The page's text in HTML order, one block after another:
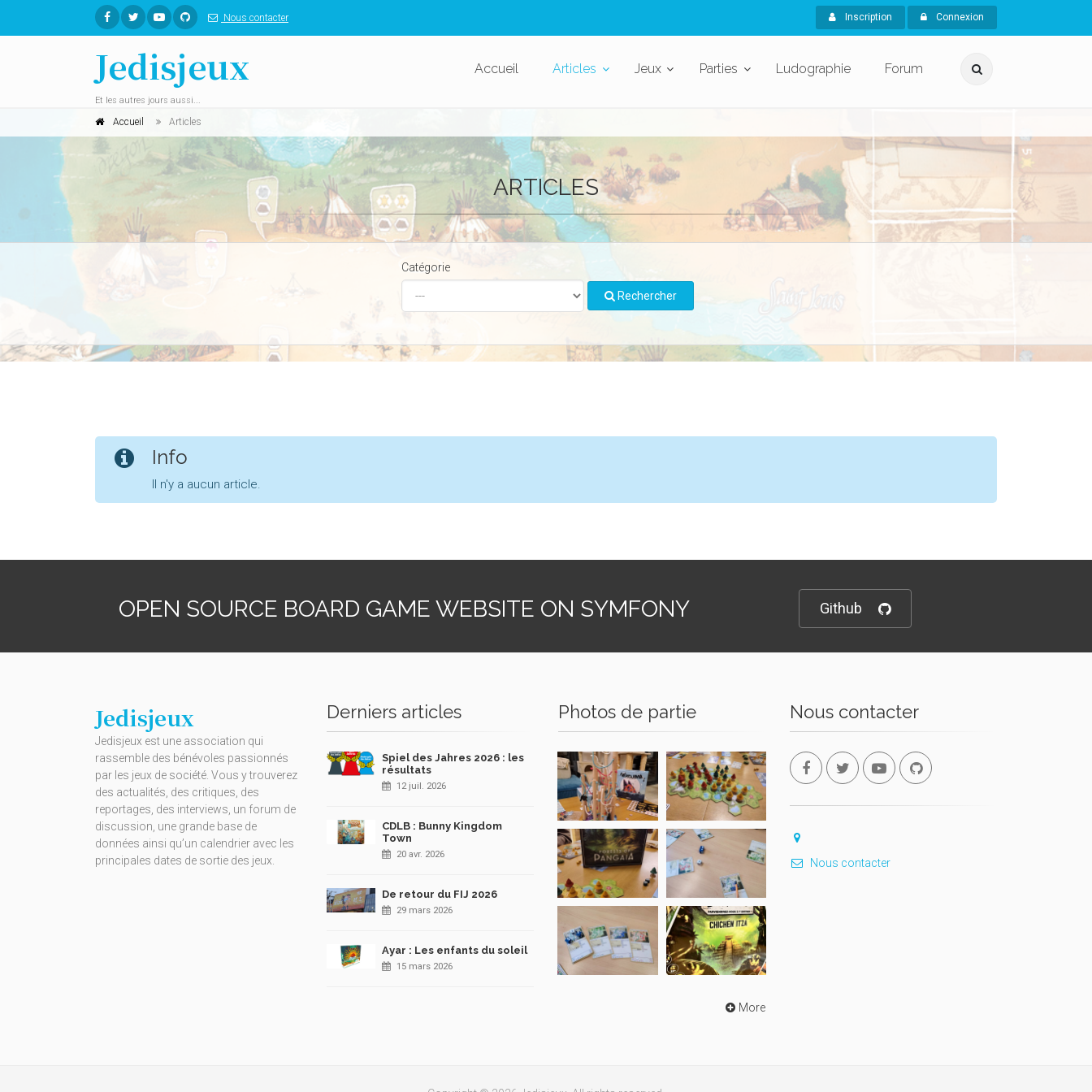
Nous contacter Inscription Connexion
Jedisjeux
Et les autres jours aussi...
Accueil Articles Jeux Parties Ludographie Forum
Accueil Articles
ARTICLES
Catégorie
Rechercher
Info
Il n'y a aucun article.
OPEN SOURCE BOARD GAME WEBSITE ON SYMFONY Github
Jedisjeux
Jedisjeux est une association qui
rassemble des bénévoles passionnés
par les jeux de société. Vous y trouverez
des actualités, des critiques, des
reportages, des interviews, un forum de
discussion, une grande base de
données ainsi qu’un calendrier avec les
principales dates de sortie des jeux.
Derniers articles
Spiel des Jahres 2026 : les
résultats
12 juil. 2026
CDLB : Bunny Kingdom
Town
20 avr. 2026
De retour du FIJ 2026
29 mars 2026
Ayar : Les enfants du soleil
15 mars 2026
Photos de partie
More
Nous contacter
Nous contacter